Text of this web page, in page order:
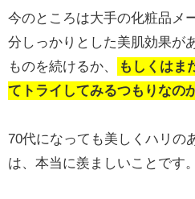
今のところは大手の化粧品メ
分しっかりとした美肌効果が
ものを続けるか、
もしくはま
てトライしてみるつもりなの
70代になっても美しくハリの
は、本当に羨ましいことです。